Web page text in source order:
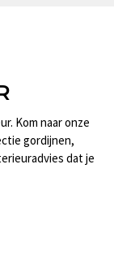
Kom naar onze
gordijnen,
dat je